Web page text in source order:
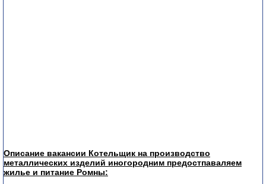
Описание вакансии Котельщик на производство
металлических изделий иногородним предостпаваляем
жилье и питание Ромны: